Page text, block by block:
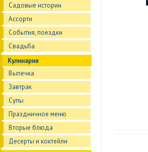
Садовые истории
Ассорти
События, поездки
Свадьба
Кулинария
Выпечка
Завтрак
Супы
Праздничное меню
Вторые блюда
Десерты и коктейли